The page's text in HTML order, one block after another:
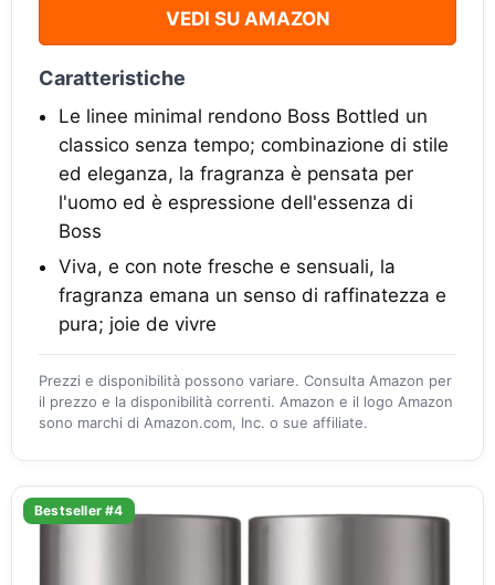
VEDI SU AMAZON
Caratteristiche
Le linee minimal rendono Boss Bottled un
classico senza tempo; combinazione di stile
ed eleganza, la fragranza è pensata per
l'uomo ed è espressione dell'essenza di
Boss
Viva, e con note fresche e sensuali, la
fragranza emana un senso di raffinatezza e
pura; joie de vivre
Prezzi e disponibilità possono variare. Consulta Amazon per
il prezzo e la disponibilità correnti. Amazon e il logo Amazon
sono marchi di Amazon.com, Inc. o sue affiliate.
Bestseller #4